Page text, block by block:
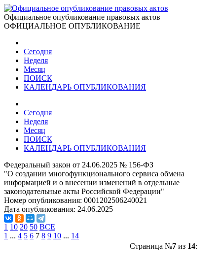
Официальное опубликование правовых актов
ОФИЦИАЛЬНОЕ ОПУБЛИКОВАНИЕ
Сегодня
Неделя
Месяц
ПОИСК
КАЛЕНДАРЬ ОПУБЛИКОВАНИЯ
Сегодня
Неделя
Месяц
ПОИСК
КАЛЕНДАРЬ ОПУБЛИКОВАНИЯ
Федеральный закон от 24.06.2025 № 156-ФЗ
"О создании многофункционального сервиса обмена
информацией и о внесении изменений в отдельные
законодательные акты Российской Федерации"
Номер опубликования: 0001202506240021
Дата опубликования: 24.06.2025
1 10 20 50 ВСЕ
1 ... 4 5 6 7 8 9 10 ... 14
Страница №7из 14: